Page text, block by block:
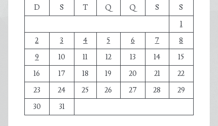
D
S T Q Q S
S
1
2
3 4 5 6 7
8
9
10 11 12 13 14
15
16
17 18 19 20 21
22
23
24 25 26 27 28
29
30
31